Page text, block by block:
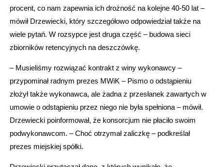
procent, co nam zapewnia ich drożność na kolejne 40-50 lat –
mówił Drzewiecki, który szczegółowo odpowiedział także na
wiele pytań. W rozsypce jest druga część – budowa sieci
zbiorników retencyjnych na deszczówkę.
– Musieliśmy rozwiązać kontrakt z winy wykonawcy –
przypominał radnym prezes MWiK – Pismo o odstąpieniu
złożył także wykonawca, ale żadna z przesłanek zawartych w
umowie o odstąpieniu przez niego nie była spełniona – mówił.
Drzewiecki poinformował, że konsorcjum nie płaciło swoim
podwykonawcom. – Choć otrzymał zaliczkę – podkreślał
prezes miejskiej spółki.